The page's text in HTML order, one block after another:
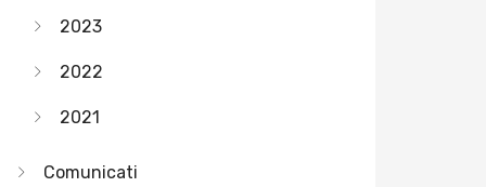
2023
2022
2021
Comunicati